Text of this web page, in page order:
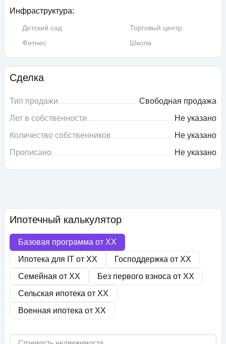
Инфраструктура:
Детский сад
Торговый центр
Фитнес
Школа
Сделка
Тип продажи
Свободная продажа
Лет в собственности
Не указано
Количество собственников
Не указано
Прописано
Не указано
Ипотечный калькулятор
Базовая программа от XX
Ипотека для IT от XX Господдержка от XX
Семейная от XX Без первого взноса от XX
Сельская ипотека от XX
Военная ипотека от XX